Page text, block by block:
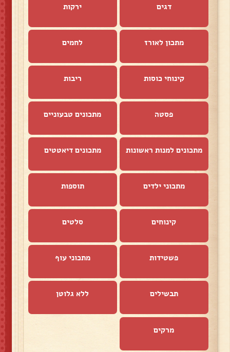
דגים ירקות
מתכון לאורז לחמים
קינוחי כוסות ריבות
פסטה מתכונים טבעוניים
מתכונים למנות ראשונות מתכונים דיאטטים
מתכוני ילדים תוספות
קינוחים סלטים
פשטידות מתכוני עוף
תבשילים ללא גלוטן
מרקים